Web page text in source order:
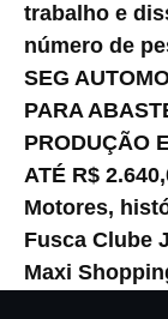
trabalho e
número de
SEG
PARA
PRODUÇÃO
ATÉ R$
Motores,
Fusca Clube
Maxi